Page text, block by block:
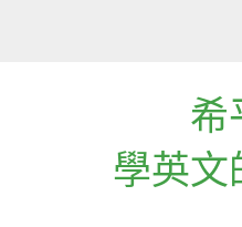
希
學英文